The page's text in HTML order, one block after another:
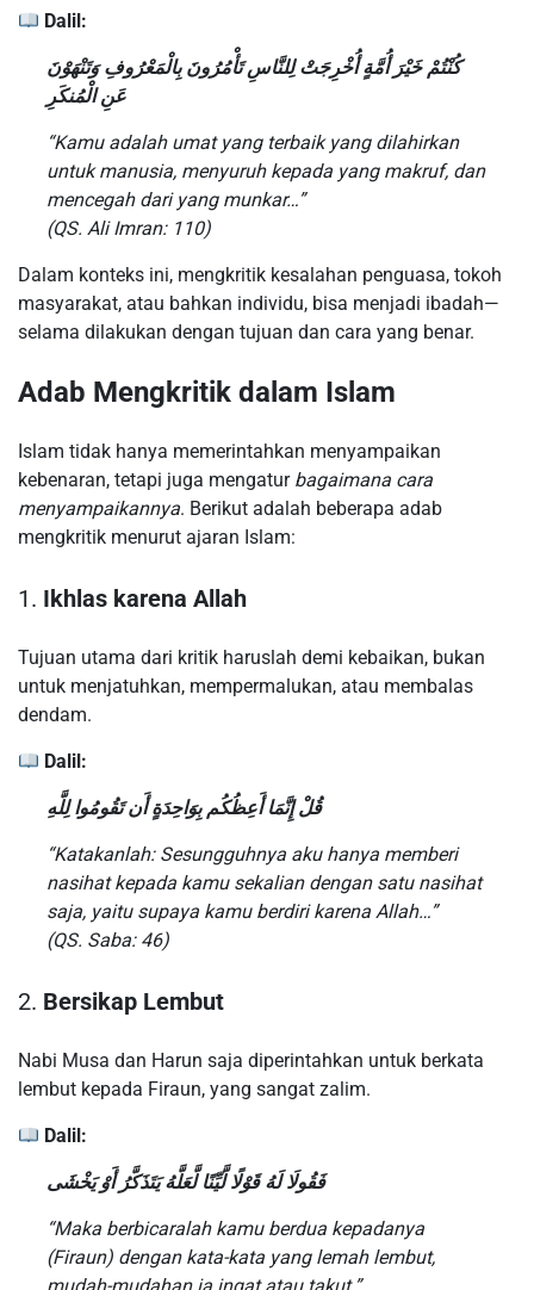
Dalil:
كُنْتُمْ خَيْرَ أُمَّةٍ أُخْرِجَتْ لِلنَّاسِ تَأْمُرُونَ بِالْمَعْرُوفِ وَتَنْهَوْنَ
عَنِ الْمُنكَرِ
“Kamu adalah umat yang terbaik yang dilahirkan
untuk manusia, menyuruh kepada yang makruf, dan
mencegah dari yang munkar…”
(QS. Ali Imran: 110)
Dalam konteks ini, mengkritik kesalahan penguasa, tokoh
masyarakat, atau bahkan individu, bisa menjadi ibadah—
selama dilakukan dengan tujuan dan cara yang benar.
Adab Mengkritik dalam Islam
Islam tidak hanya memerintahkan menyampaikan
kebenaran, tetapi juga mengatur bagaimana cara
menyampaikannya. Berikut adalah beberapa adab
mengkritik menurut ajaran Islam:
1. Ikhlas karena Allah
Tujuan utama dari kritik haruslah demi kebaikan, bukan
untuk menjatuhkan, mempermalukan, atau membalas
dendam.
Dalil:
قُلْ إِنَّمَا أَعِظُكُم بِوَاحِدَةٍ أَن تَقُومُوا لِلَّهِ
“Katakanlah: Sesungguhnya aku hanya memberi
nasihat kepada kamu sekalian dengan satu nasihat
saja, yaitu supaya kamu berdiri karena Allah…”
(QS. Saba: 46)
2. Bersikap Lembut
Nabi Musa dan Harun saja diperintahkan untuk berkata
lembut kepada Firaun, yang sangat zalim.
Dalil:
فَقُولَا لَهُ قَوْلًا لَّيِّنًا لَّعَلَّهُ يَتَذَكَّرُ أَوْ يَخْشَى
“Maka berbicaralah kamu berdua kepadanya
(Firaun) dengan kata-kata yang lemah lembut,